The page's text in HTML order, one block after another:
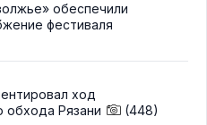
обеспечили
фестиваля
ход
обхода Рязани
(448)